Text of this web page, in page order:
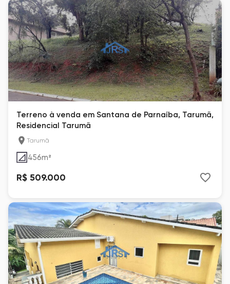
Terreno à venda em Santana de Parnaíba, Tarumã,
Residencial Tarumã
Tarumã
456m²
R$ 509.000